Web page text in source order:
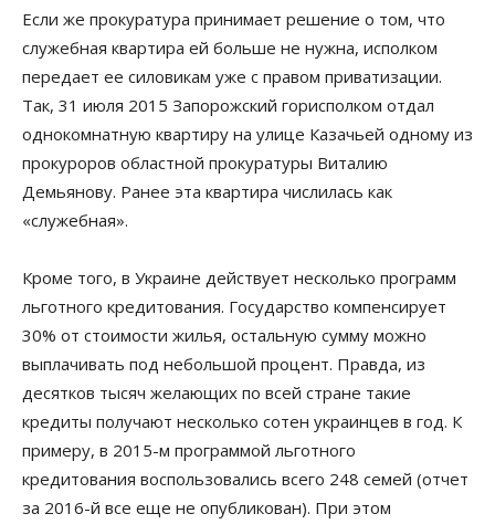
Если же прокуратура принимает решение о том, что
служебная квартира ей больше не нужна, исполком
передает ее силовикам уже с правом приватизации.
Так, 31 июля 2015 Запорожский горисполком отдал
однокомнатную квартиру на улице Казачьей одному из
прокуроров областной прокуратуры Виталию
Демьянову. Ранее эта квартира числилась как
«служебная».
Кроме того, в Украине действует несколько программ
льготного кредитования. Государство компенсирует
30% от стоимости жилья, остальную сумму можно
выплачивать под небольшой процент. Правда, из
десятков тысяч желающих по всей стране такие
кредиты получают несколько сотен украинцев в год. К
примеру, в 2015-м программой льготного
кредитования воспользовались всего 248 семей (отчет
за 2016-й все еще не опубликован). При этом